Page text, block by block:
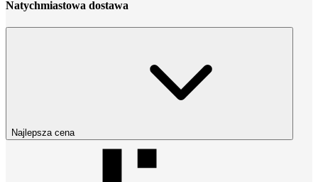
Natychmiastowa dostawa
Najlepsza cena